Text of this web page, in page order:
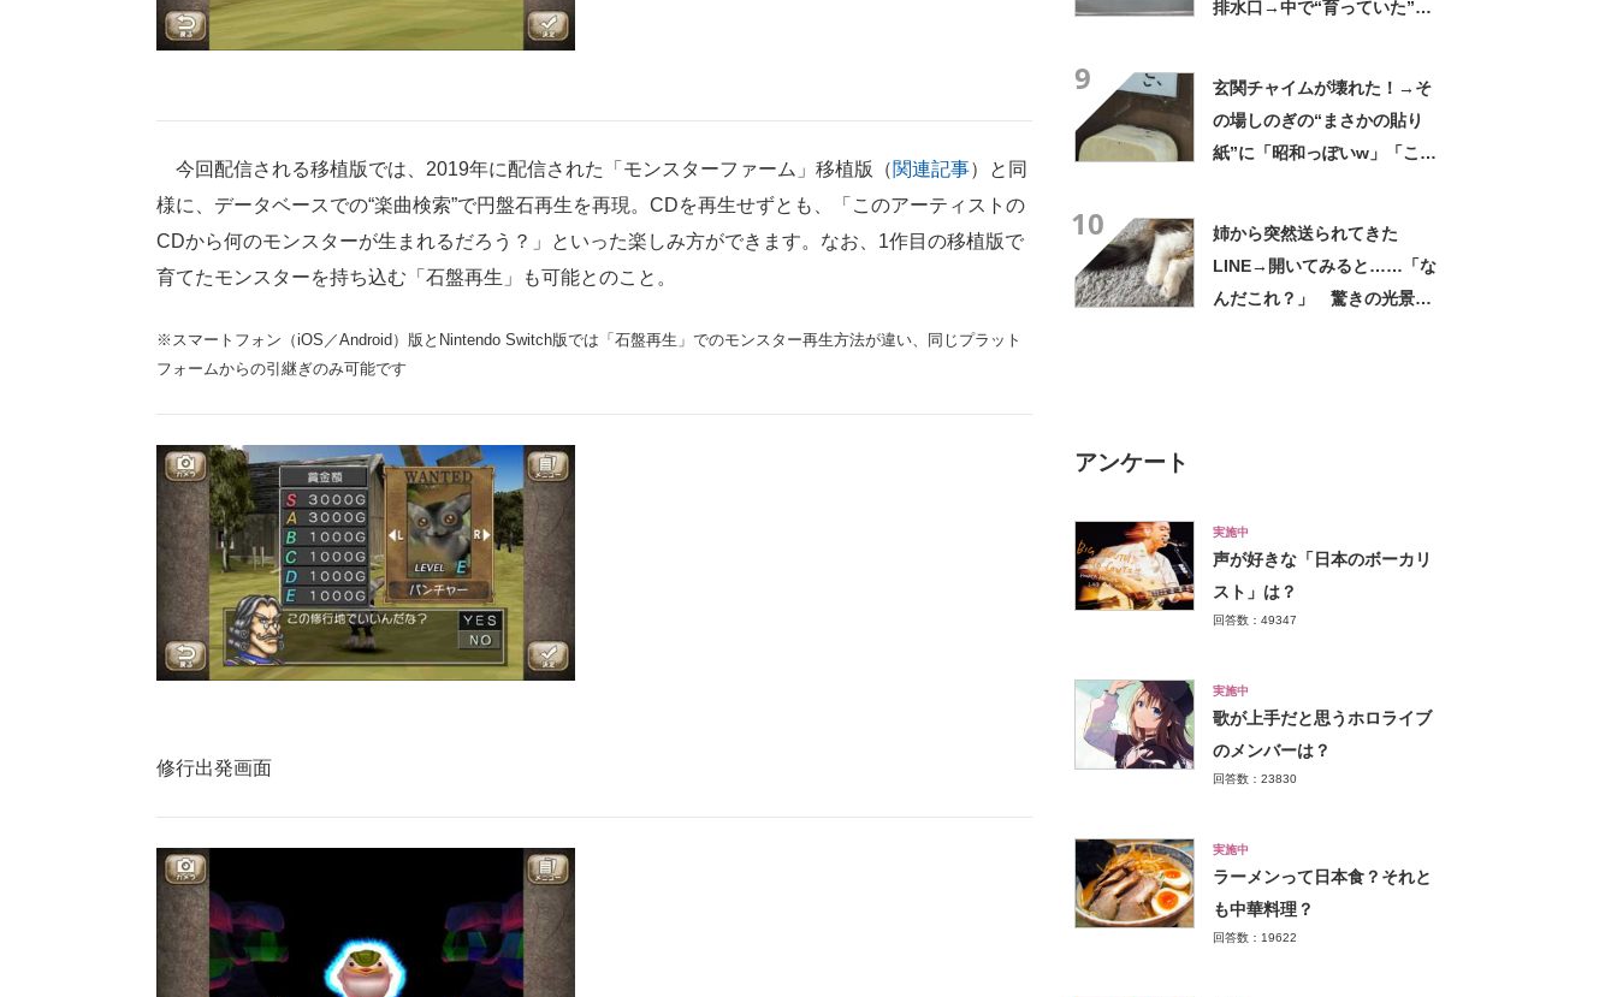
今回配信される移植版では、2019年に配信された「モンスターファーム」移植版（関連記事）と同
様に、データベースでの“楽曲検索”で円盤石再生を再現。CDを再生せずとも、「このアーティストの
CDから何のモンスターが生まれるだろう？」といった楽しみ方ができます。なお、1作目の移植版で
育てたモンスターを持ち込む「石盤再生」も可能とのこと。
※スマートフォン（iOS／Android）版とNintendo Switch版では「石盤再生」でのモンスター再生方法が違い、同じプラット
フォームからの引継ぎのみ可能です
修行出発画面
排水口→中で“育っていた”の
9
玄関チャイムが壊れた！→そ
の場しのぎの“まさかの貼り
紙”に「昭和っぽいw」「こん
10
姉から突然送られてきた
LINE→開いてみると……「な
んだこれ？」 驚きの光景に
アンケート
実施中
声が好きな「日本のボーカリ
スト」は？
回答数：49347
実施中
歌が上手だと思うホロライブ
のメンバーは？
回答数：23830
実施中
ラーメンって日本食？それと
も中華料理？
回答数：19622